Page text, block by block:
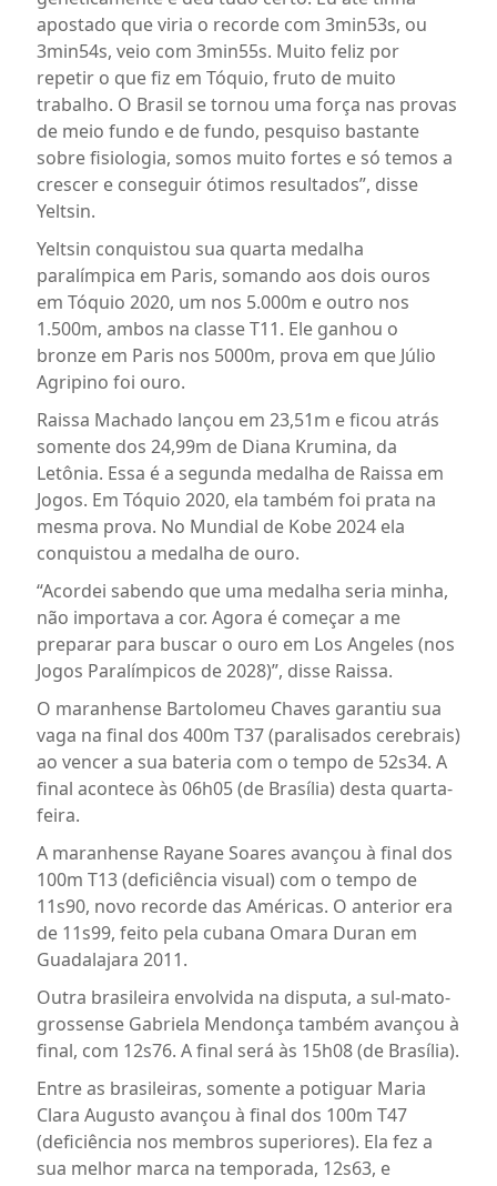
apostado que viria o recorde com 3min53s, ou
3min54s, veio com 3min55s. Muito feliz por
repetir o que fiz em Tóquio, fruto de muito
trabalho. O Brasil se tornou uma força nas provas
de meio fundo e de fundo, pesquiso bastante
sobre fisiologia, somos muito fortes e só temos a
crescer e conseguir ótimos resultados”, disse
Yeltsin.
Yeltsin conquistou sua quarta medalha
paralímpica em Paris, somando aos dois ouros
em Tóquio 2020, um nos 5.000m e outro nos
1.500m, ambos na classe T11. Ele ganhou o
bronze em Paris nos 5000m, prova em que Júlio
Agripino foi ouro.
Raissa Machado lançou em 23,51m e ficou atrás
somente dos 24,99m de Diana Krumina, da
Letônia. Essa é a segunda medalha de Raissa em
Jogos. Em Tóquio 2020, ela também foi prata na
mesma prova. No Mundial de Kobe 2024 ela
conquistou a medalha de ouro.
“Acordei sabendo que uma medalha seria minha,
não importava a cor. Agora é começar a me
preparar para buscar o ouro em Los Angeles (nos
Jogos Paralímpicos de 2028)”, disse Raissa.
O maranhense Bartolomeu Chaves garantiu sua
vaga na final dos 400m T37 (paralisados cerebrais)
ao vencer a sua bateria com o tempo de 52s34. A
final acontece às 06h05 (de Brasília) desta quarta-
feira.
A maranhense Rayane Soares avançou à final dos
100m T13 (deficiência visual) com o tempo de
11s90, novo recorde das Américas. O anterior era
de 11s99, feito pela cubana Omara Duran em
Guadalajara 2011.
Outra brasileira envolvida na disputa, a sul-mato-
grossense Gabriela Mendonça também avançou à
final, com 12s76. A final será às 15h08 (de Brasília).
Entre as brasileiras, somente a potiguar Maria
Clara Augusto avançou à final dos 100m T47
(deficiência nos membros superiores). Ela fez a
sua melhor marca na temporada, 12s63, e